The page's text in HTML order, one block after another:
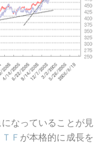
なっていることが見
Ｆ が本格的に成長を